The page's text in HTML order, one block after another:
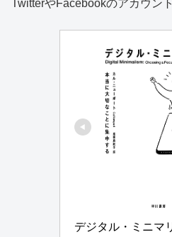
TwitterやFacebookのアカウン
デジタル・ミニマ